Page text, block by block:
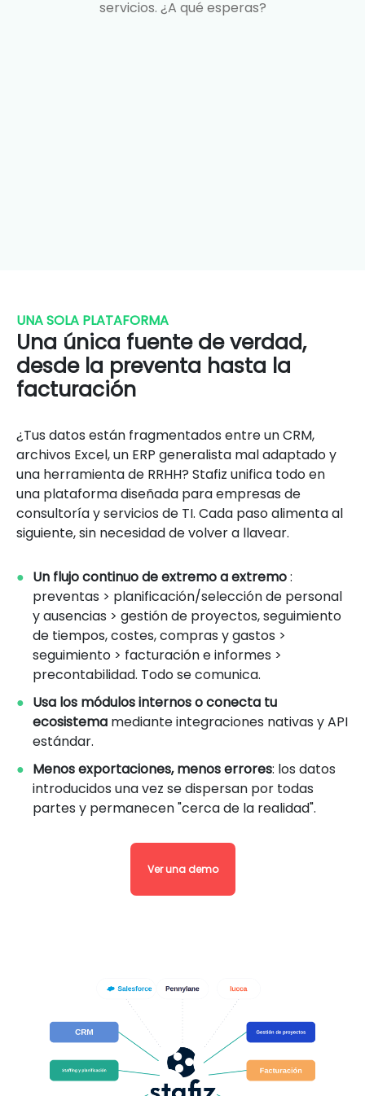
servicios. ¿A qué esperas?
UNA SOLA PLATAFORMA
Una única fuente de verdad,
desde la preventa hasta la
facturación
¿Tus datos están fragmentados entre un CRM,
archivos Excel, un ERP generalista mal adaptado y
una herramienta de RRHH? Stafiz unifica todo en
una plataforma diseñada para empresas de
consultoría y servicios de TI. Cada paso alimenta al
siguiente, sin necesidad de volver a llavear.
Un flujo continuo de extremo a extremo:
preventas > planificación/selección de personal
y ausencias > gestión de proyectos, seguimiento
de tiempos, costes, compras y gastos >
seguimiento > facturación e informes >
precontabilidad. Todo se comunica.
Usa los módulos internos o conecta tu
ecosistema mediante integraciones nativas y API
estándar.
Menos exportaciones, menos errores: los datos
introducidos una vez se dispersan por todas
partes y permanecen "cerca de la realidad".
Ver una demo